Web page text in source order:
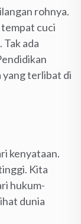
rohnya.
cuci
ada
yang terlibat di
kenyataan.
Kita
hukum-
dunia